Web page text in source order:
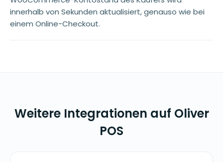
innerhalb von Sekunden aktualisiert, genauso wie bei
einem Online-Checkout.
Weitere Integrationen auf Oliver
POS